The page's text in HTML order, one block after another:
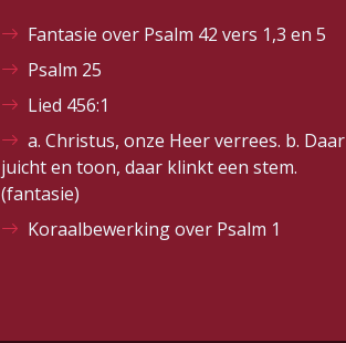
Fantasie over Psalm 42 vers 1,3 en 5
Psalm 25
Lied 456:1
a. Christus, onze Heer verrees. b. Daar
juicht en toon, daar klinkt een stem.
(fantasie)
Koraalbewerking over Psalm 1